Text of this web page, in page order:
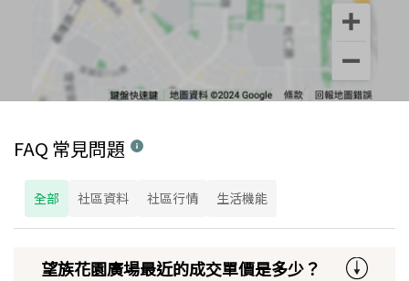
FAQ 常見問題
全部 社區資料 社區行情 生活機能
望族花園廣場最近的成交單價是多少？